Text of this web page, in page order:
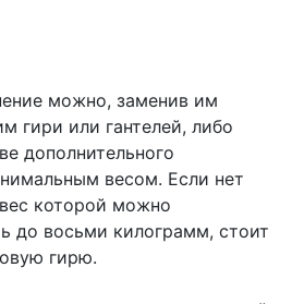
можно, заменив им
гири или гантелей, либо
дополнительного
весом. Если нет
которой можно
до восьми килограмм, стоит
гирю.